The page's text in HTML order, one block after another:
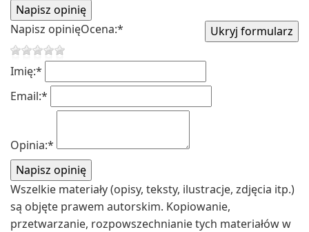
Napisz opinięOcena:*
Imię:*
Email:*
Opinia:*
Wszelkie materiały (opisy, teksty, ilustracje, zdjęcia itp.)
są objęte prawem autorskim. Kopiowanie,
przetwarzanie, rozpowszechnianie tych materiałów w